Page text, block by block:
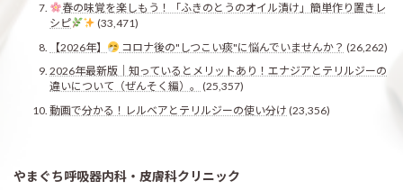
春の味覚を楽しもう！「ふきのとうのオイル漬け」簡単作り置きレ
シピ
(33,471)
【2026年】
コロナ後の"しつこい痰"に悩んでいませんか？ (26,262)
2026年最新版｜知っているとメリットあり！エナジアとテリルジーの
違いについて（ぜんそく編）。
(25,357)
動画で分かる！レルベアとテリルジーの使い分け (23,356)
やまぐち呼吸器内科・皮膚科クリニック